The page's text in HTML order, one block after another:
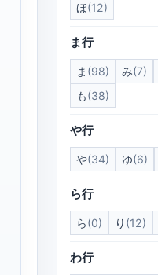
ほ(12)
ま行
ま (98) み(7)
も(38)
や行
や(34) ゆ(6)
ら行
ら(0) り (12)
わ行